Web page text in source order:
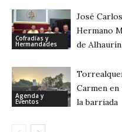
Cofradías y
Hermandades
José
Hermano
de
Agenda y
Eventos
Carmen
la barriada